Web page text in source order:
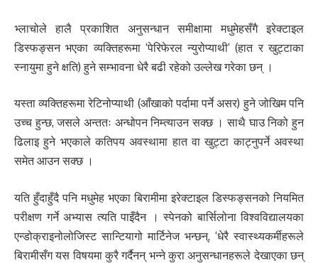
भ्लाचोले हालै प्रकाशित अनुसन्धान समीक्षामा मधुमेहसँगै इरेक्टाइल
डिस्फङ्सन भएका व्यक्तिहरूमा ‘पेरिफेरल न्युरोप्याथी’ (हात र खुट्टाका
स्नायुमा हुने क्षति) हुने सम्भावना धेरै बढी रहेको उल्लेख गरेका छन् ।
यस्ता व्यक्तिहरूमा रेटिनोप्याथी (आँखाको पर्दामा पर्ने असर) हुने जोखिम पनि
उच्च हुन्छ, जसले अन्ततः अन्धोपन निम्त्याउन सक्छ । साथै घाउ निको हुन
ढिलाइ हुने भएकाले कतिपय अवस्थामा हात वा खुट्टा काट्नुपर्ने अवस्था
समेत आउन सक्छ ।
यति हुँदाहुँदै पनि मधुमेह भएका बिरामीमा इरेक्टाइल डिस्फङ्सनको नियमित
परीक्षण गर्ने अभ्यास त्यति पाइँदैन । स्पेनको बार्सिलोना विश्वविद्यालयका
एन्डोक्राइनोलोजिस्ट सान्टियागो मार्टिनेज भन्छन्, ‘धेरै स्वास्थ्यकर्मीहरूले
बिरामीसँग यस विषयमा कुरै गर्दैनन् भन्ने कुरा अनुसन्धानहरूले देखाएका छन्